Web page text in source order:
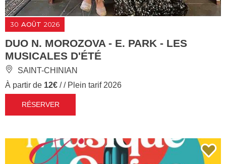
30 AOÛT 2026
DUO N. MOROZOVA - E. PARK - LES
MUSICALES D'ÉTÉ
SAINT-CHINIAN
À partir de 12€ / / Plein tarif 2026
RÉSERVER